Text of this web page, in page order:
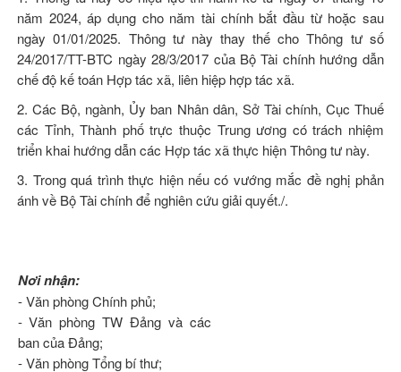
năm 2024, áp dụng cho năm tài chính bắt đầu từ hoặc sau
ngày 01/01/2025. Thông tư này thay thế cho Thông tư số
24/2017/TT-BTC ngày 28/3/2017 của Bộ Tài chính hướng dẫn
chế độ kế toán Hợp tác xã, liên hiệp hợp tác xã.
2. Các Bộ, ngành, Ủy ban Nhân dân, Sở Tài chính, Cục Thuế
các Tỉnh, Thành phố trực thuộc Trung ương có trách nhiệm
triển khai hướng dẫn các Hợp tác xã thực hiện Thông tư này.
3. Trong quá trình thực hiện nếu có vướng mắc đề nghị phản
ánh về Bộ Tài chính để nghiên cứu giải quyết./.
Nơi nhận:
- Văn phòng Chính phủ;
- Văn phòng TW Đảng và các
ban của Đảng;
- Văn phòng Tổng bí thư;